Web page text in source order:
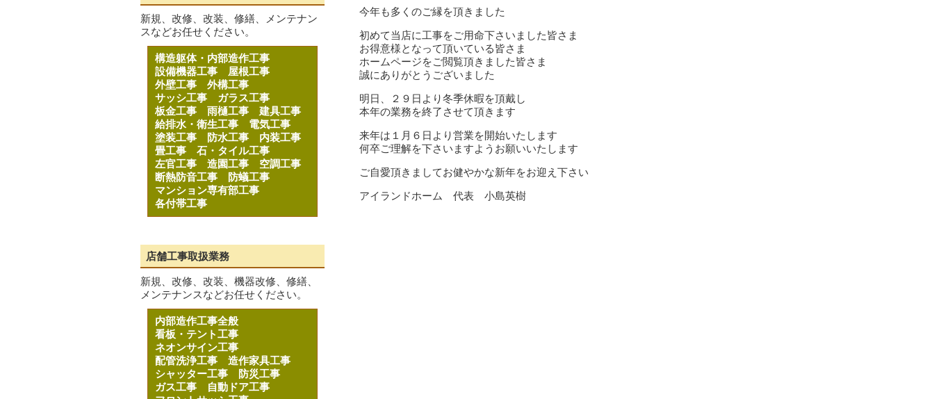
今年も多くのご縁を頂きました
初めて当店に工事をご用命下さいました皆さま
お得意様となって頂いている皆さま
ホームページをご閲覧頂きました皆さま
誠にありがとうございました
明日、２９日より冬季休暇を頂戴し
本年の業務を終了させて頂きます
来年は１月６日より営業を開始いたします
何卒ご理解を下さいますようお願いいたします
ご自愛頂きましてお健やかな新年をお迎え下さい
アイランドホーム 代表 小島英樹
新規、改修、改装、修繕、メンテナン
スなどお任せください。
構造躯体・内部造作工事
設備機器工事 屋根工事
外壁工事 外構工事
サッシ工事 ガラス工事
板金工事 雨樋工事 建具工事
給排水・衛生工事 電気工事
塗装工事
防水工事 内装工事
畳工事 石・タイル工事
左官工事 造園工事 空調工事
断熱防音工事
防蟻工事
マンション専有部工事
各付帯工事
店舗工事取扱業務
新規、改修、改装、機器改修、修繕、
メンテナンスなどお任せください。
内部造作工事全般
看板・テント工事
ネオンサイン工事
配管洗浄工事 造作家具工事
シャッター工事
防災工事
ガス工事
自動ドア工事